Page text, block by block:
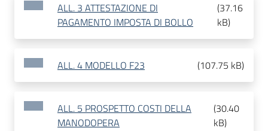
ALL. 3 ATTESTAZIONE DI
PAGAMENTO IMPOSTA DI BOLLO
(37.16
kB)
ALL. 4 MODELLO F23 (107.75 kB)
ALL. 5 PROSPETTO COSTI DELLA
MANODOPERA
(30.40
kB)